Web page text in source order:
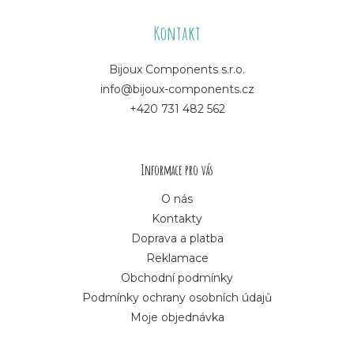
Kontakt
Bijoux Components s.r.o.
info@bijoux-components.cz
+420 731 482 562
Informace pro vás
O nás
Kontakty
Doprava a platba
Reklamace
Obchodní podmínky
Podmínky ochrany osobních údajů
Moje objednávka